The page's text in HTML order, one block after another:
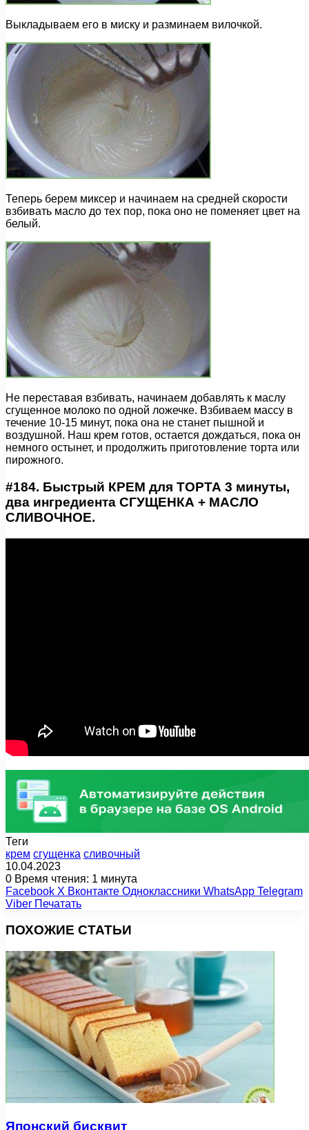
Выкладываем его в миску и разминаем вилочкой.
Теперь берем миксер и начинаем на средней скорости
взбивать масло до тех пор, пока оно не поменяет цвет на
белый.
Не переставая взбивать, начинаем добавлять к маслу
сгущенное молоко по одной ложечке. Взбиваем массу в
течение 10-15 минут, пока она не станет пышной и
воздушной. Наш крем готов, остается дождаться, пока он
немного остынет, и продолжить приготовление торта или
пирожного.
#184. Быстрый КРЕМ для ТОРТА 3 минуты,
два ингредиента СГУЩЕНКА + МАСЛО
СЛИВОЧНОЕ.
Теги
крем сгущенка сливочный
10.04.2023
0 Время чтения: 1 минута
Facebook X Вконтакте Одноклассники WhatsApp Telegram
Viber Печатать
ПОХОЖИЕ СТАТЬИ
Японский бисквит